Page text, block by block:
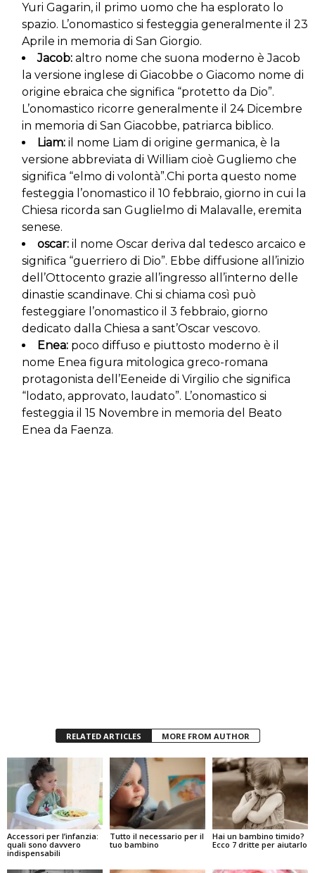
Yuri Gagarin, il primo uomo che ha esplorato lo
spazio. L’onomastico si festeggia generalmente il 23
Aprile in memoria di San Giorgio.
Jacob: altro nome che suona moderno è Jacob
la versione inglese di Giacobbe o Giacomo nome di
origine ebraica che significa “protetto da Dio”.
L’onomastico ricorre generalmente il 24 Dicembre
in memoria di San Giacobbe, patriarca biblico.
Liam: il nome Liam di origine germanica, è la
versione abbreviata di William cioè Gugliemo che
significa “elmo di volontà”.Chi porta questo nome
festeggia l’onomastico il 10 febbraio, giorno in cui la
Chiesa ricorda san Guglielmo di Malavalle, eremita
senese.
oscar: il nome Oscar deriva dal tedesco arcaico e
significa “guerriero di Dio”. Ebbe diffusione all’inizio
dell’Ottocento grazie all’ingresso all’interno delle
dinastie scandinave. Chi si chiama così può
festeggiare l’onomastico il 3 febbraio, giorno
dedicato dalla Chiesa a sant’Oscar vescovo.
Enea: poco diffuso e piuttosto moderno è il
nome Enea figura mitologica greco-romana
protagonista dell’Eeneide di Virgilio che significa
“lodato, approvato, laudato”. L’onomastico si
festeggia il 15 Novembre in memoria del Beato
Enea da Faenza.
RELATED ARTICLES MORE FROM AUTHOR
Accessori per l’infanzia:
quali sono davvero
indispensabili
Tutto il necessario per il
tuo bambino
Hai un bambino timido?
Ecco 7 dritte per aiutarlo